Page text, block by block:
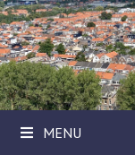
Ga
naar
de
inhoud
MENU